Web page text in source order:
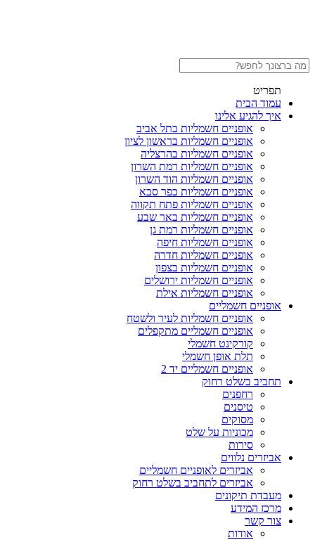
תפריט
עמוד הבית
איך להגיע אלינו
אופניים חשמליות בתל אביב
אופניים חשמליות בראשון לציון
אופניים חשמליות בהרצליה
אופניים חשמליות רמת השרון
אופניים חשמליות הוד השרון
אופניים חשמליות כפר סבא
אופניים חשמליות פתח תקווה
אופניים חשמליות באר שבע
אופניים חשמליות רמת גן
אופניים חשמליות חיפה
אופניים חשמליות חדרה
אופניים חשמליות בצפון
אופניים חשמליות ירושלים
אופניים חשמליות אילת
אופניים חשמליים
אופניים חשמליות לעיר ולשטח
אופניים חשמליים מתקפלים
קורקינט חשמלי
תלת אופן חשמלי
אופניים חשמליים יד 2
תחביב בשלט רחוק
רחפנים
טיסנים
מסוקים
מכוניות על שלט
סירות
אביזרים נלווים
אביזרים לאופניים חשמליים
אביזרים לתחביב בשלט רחוק
מעבדת תיקונים
מרכז המידע
צור קשר
אודות